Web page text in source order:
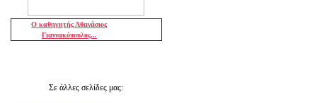
Ο καθηγητής Αθανάσιος
Γιαννακόπουλος...
Σε άλλες σελίδες μας: